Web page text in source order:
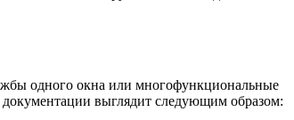
одного окна или многофункциональные
выглядит следующим образом: